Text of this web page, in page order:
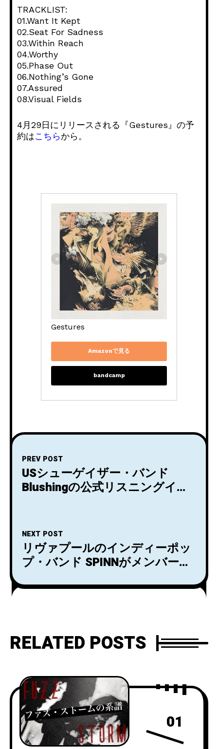
TRACKLIST:
01.Want It Kept
02.Seat For Sadness
03.Within Reach
04.Worthy
05.Phase Out
06.Nothing’s Gone
07.Assured
08.Visual Fields
4月29日にリリースされる『Gestures』の予
約はこちらから。
Gestures
Amazonで見る
bandcamp
PREV POST
USシューゲイザー・バンド
Blushingの公式リスニングイベ
POP PARTY FEAT. BLUSHING 』
が2月6日に開催！
NEXT POST
リヴァプールのインディーポッ
プ・バンド SPINNがメンバー・
のニューアルバム『Outside of
RELATED POSTS
01